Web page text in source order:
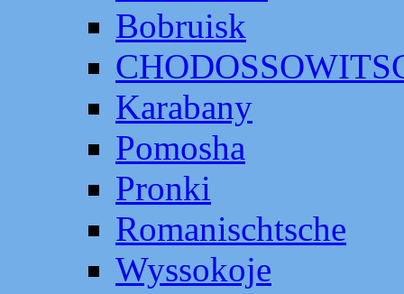
Bobruisk
Karabany
Pomosha
Pronki
Romanischtsche
Wyssokoje